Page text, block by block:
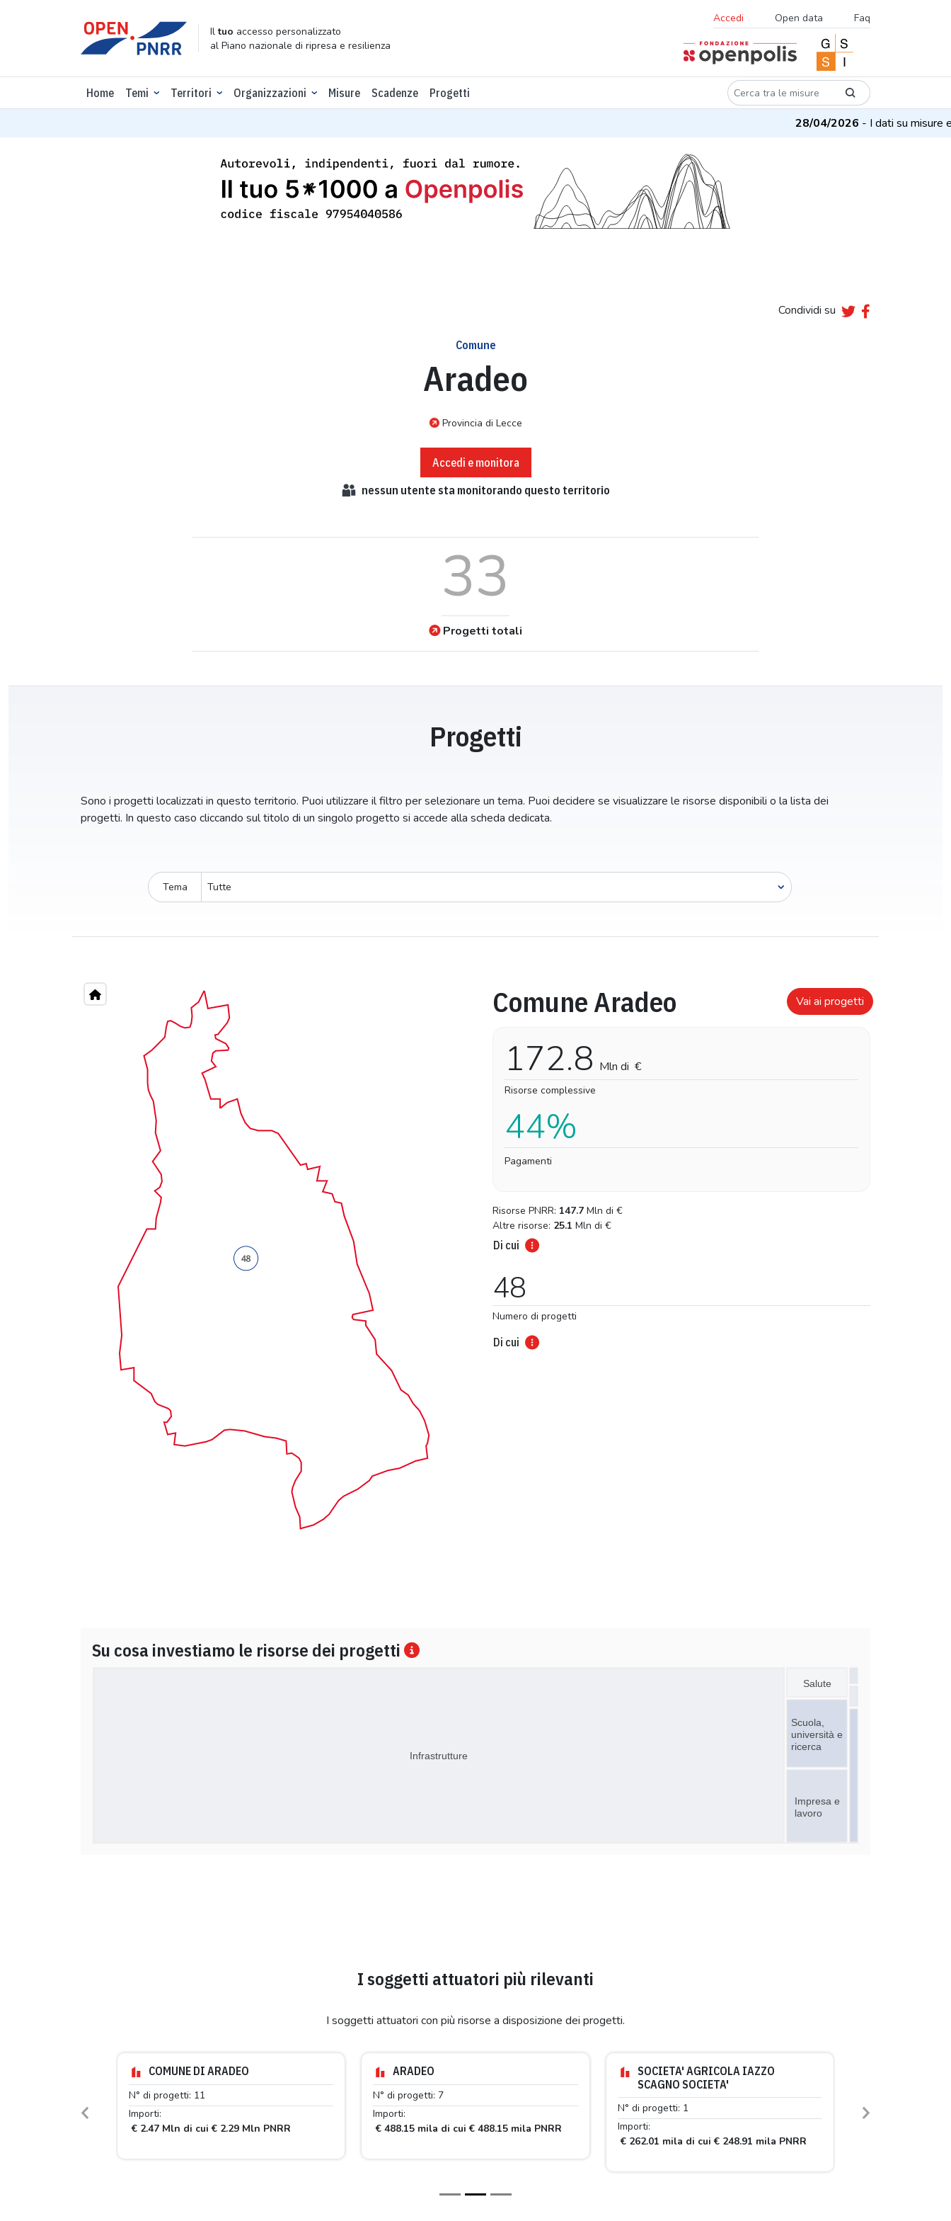
Iltuo accesso personalizzato
al Piano nazionale di ripresa e resilienza
Accedi Open data Faq
Home Temi Territori Organizzazioni Misure Scadenze Progetti
28/04/2026- I dati su misure e
Condividi su
Comune
Aradeo
Provincia di Lecce
Accedi e monitora
nessun utente sta monitorando questo territorio
33
Progetti totali
Progetti
Sono i progetti localizzati in questo territorio. Puoi utilizzare il filtro per selezionare un tema. Puoi decidere se visualizzare le risorse disponibili o la lista dei
progetti. In questo caso cliccando sul titolo di un singolo progetto si accede alla scheda dedicata.
Tema
Complessivo
Comune Aradeo Vai ai progetti
172.8 Mln di €
Risorse complessive
44%
Pagamenti
Risorse PNRR: 147.7 Mln di €
Altre risorse: 25.1 Mln di €
Di cui
48
Numero di progetti
Di cui
Su cosa investiamo le risorse dei progetti
Scuola,
università e
ricerca
Impresa e
lavoro
Infrastrutture
Salute
I soggetti attuatori più rilevanti
I soggetti attuatori con più risorse a disposizione dei progetti.
COMUNE DI ARADEO
N° di progetti: 11
Importi:
€ 2.47 Mln di cui € 2.29 Mln PNRR
ARADEO
N° di progetti: 7
Importi:
€ 488.15 mila di cui € 488.15 mila PNRR
SOCIETA' AGRICOLA IAZZO
SCAGNO SOCIETA'
N° di progetti: 1
Importi:
€ 262.01 mila di cui € 248.91 mila PNRR
Previous Next